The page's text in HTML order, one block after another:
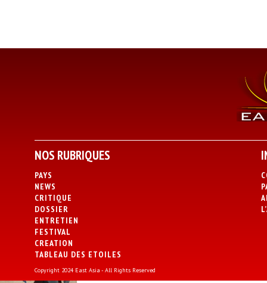
NOS RUBRIQUES
PAYS
NEWS
CRITIQUE
DOSSIER
ENTRETIEN
FESTIVAL
CREATION
TABLEAU DES ETOILES
Copyright 2024 East Asia - All Rights Reserved